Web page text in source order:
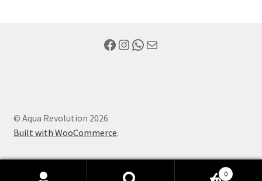
Facebook
Instagram
WhatsApp
Mail
© Aqua Revolution 2026
Built with WooCommerce.
0